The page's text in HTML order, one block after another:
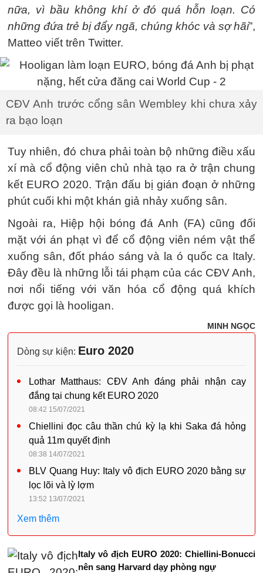
nữa, vì bầu không khí ở đó quá hỗn loạn. Có
những đứa trẻ bị đẩy ngã, chúng khóc và sợ hãi”,
Matteo viết trên Twitter.
CĐV Anh trước cổng sân Wembley khi chưa xảy
ra bạo loạn
Tuy nhiên, đó chưa phải toàn bộ những điều xấu
xí mà cổ động viên chủ nhà tạo ra ở trận chung
kết EURO 2020. Trận đấu bị gián đoạn ở những
phút cuối khi một khán giả nhảy xuống sân.
Ngoài ra, Hiệp hội bóng đá Anh (FA) cũng đối
mặt với án phạt vì để cổ động viên ném vật thể
xuống sân, đốt pháo sáng và la ó quốc ca Italy.
Đây đều là những lỗi tái phạm của các CĐV Anh,
nơi nổi tiếng với văn hóa cổ động quá khích
được gọi là hooligan.
MINH NGỌC
Dòng sự kiện: Euro 2020
Lothar Matthaus: CĐV Anh đáng phải nhận cay
đắng tại chung kết EURO 2020
08:42 15/07/2021
Chiellini đọc câu thần chú kỳ lạ khi Saka đá hỏng
quả 11m quyết định
08:38 14/07/2021
BLV Quang Huy: Italy vô địch EURO 2020 bằng sự
lọc lõi và lỳ lợm
13:52 13/07/2021
Xem thêm
Italy vô địch EURO 2020: Chiellini-Bonucci
nên sang Harvard dạy phòng ngự